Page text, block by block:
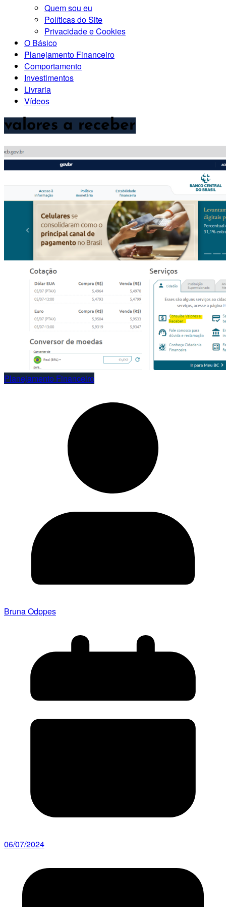
Quem sou eu
Políticas do Site
Privacidade e Cookies
O Básico
Planejamento Financeiro
Comportamento
Investimentos
Livraria
Vídeos
valores a receber
Planejamento Financeiro
Bruna Odppes
06/07/2024